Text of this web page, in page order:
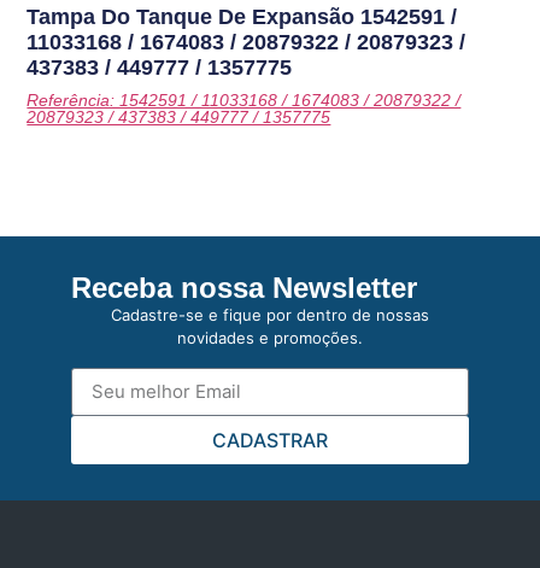
Tampa Do Tanque De Expansão 1542591 /
11033168 / 1674083 / 20879322 / 20879323 /
437383 / 449777 / 1357775
Referência: 1542591 / 11033168 / 1674083 / 20879322 /
20879323 / 437383 / 449777 / 1357775
Receba nossa Newsletter
Cadastre-se e fique por dentro de nossas
novidades e promoções.
CADASTRAR